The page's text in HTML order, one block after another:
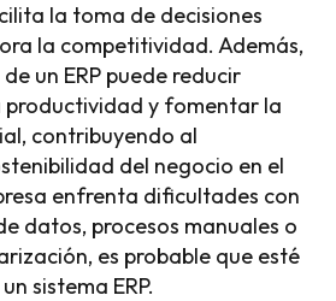
la toma de decisiones
la competitividad. Además,
un ERP puede reducir
productividad y fomentar la
contribuyendo al
del negocio en el
enfrenta dificultades con
datos, procesos manuales o
es probable que esté
sistema ERP.